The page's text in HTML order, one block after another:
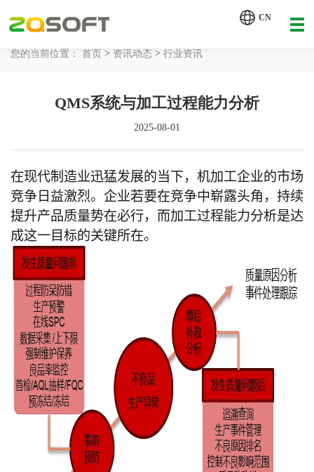
CN
解决方案
客户案例
资讯动态
关于我们
您的当前位置： 首页 > 资讯动态 > 行业资讯
QMS系统与加工过程能力分析
2025-08-01
在现代制造业迅猛发展的当下，机加工企业的市场
竞争日益激烈。企业若要在竞争中崭露头角，持续
提升产品质量势在必行，而加工过程能力分析是达
成这一目标的关键所在。
【AI 智能体重塑企业运营管理.pdf】
详情致电 400-107-7178